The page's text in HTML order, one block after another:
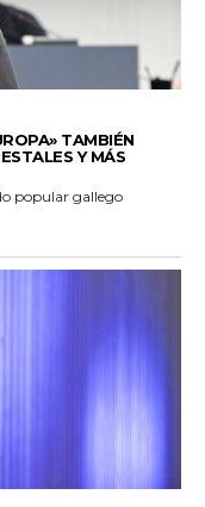
TAMBIÉN
Y MÁS
popular gallego